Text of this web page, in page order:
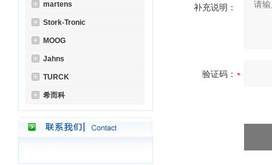
martens
Stork-Tronic
MOOG
Jahns
TURCK
希而科
补充说明：
验证码：